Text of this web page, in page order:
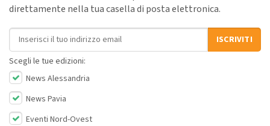
direttamente nella tua casella di posta elettronica.
Indirizzo email
ISCRIVITI
Scegli le tue edizioni:
News Alessandria
News Pavia
Eventi Nord-Ovest